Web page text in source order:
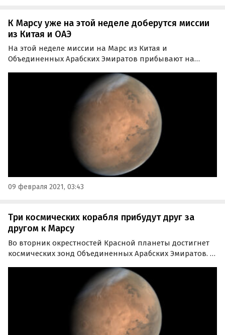
К Марсу уже на этой неделе доберутся миссии
из Китая и ОАЭ
На этой неделе миссии на Марс из Китая и
Объединенных Арабских Эмиратов прибывают на
неделе состоится посадка марсохода NASA Perseverance
09 февраля 2021, 03:43
Три космических корабля прибудут друг за
другом к Марсу
Во вторник окрестностей Красной планеты достигнет
космических зонд Объединенных Арабских Эмиратов. В
орбитальный модуль в связке с марсоходом.